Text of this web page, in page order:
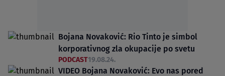
Bojana Novaković: Rio Tinto je simbol
korporativnog zla okupacije po svetu
PODCAST19.08.24.
VIDEO Bojana Novaković: Evo nas pored